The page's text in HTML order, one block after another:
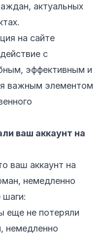
актуальных
на сайте
с
эффективным и
важным элементом
ваш аккаунт на
ваш аккаунт на
немедленно
еще не потеряли
немедленно